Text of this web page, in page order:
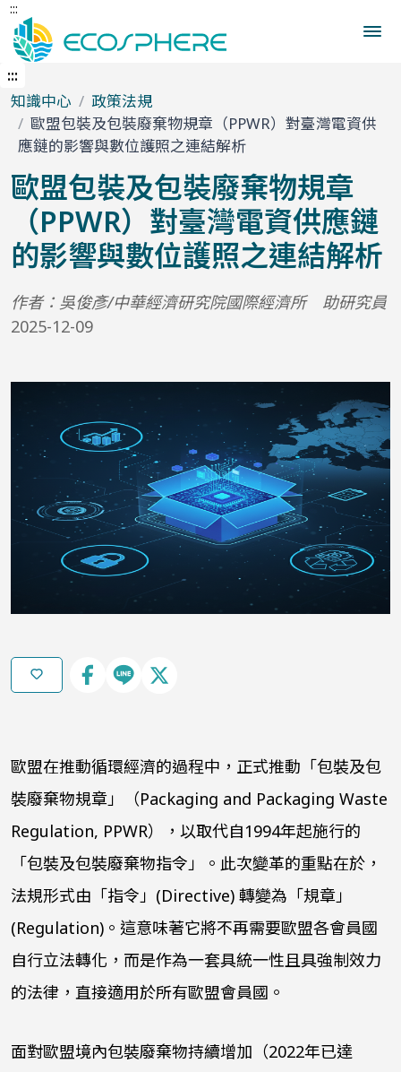
跳
到
中
內
容
區
:::
:::
知識中心
政策法規
歐盟包裝及包裝廢棄物規章（PPWR）對臺灣電資供
應鏈的影響與數位護照之連結解析
歐盟包裝及包裝廢棄物規章
（PPWR）對臺灣電資供應鏈
的影響與數位護照之連結解析
作者：吳俊彥/中華經濟研究院國際經濟所 助研究員
2025-12-09
歐盟在推動循環經濟的過程中，正式推動「包裝及包
裝廢棄物規章」（Packaging and Packaging Waste
Regulation, PPWR），以取代自1994年起施行的
「包裝及包裝廢棄物指令」。此次變革的重點在於，
法規形式由「指令」 (Directive) 轉變為「規章」
(Regulation) 。這意味著它將不再需要歐盟各會員國
自行立法轉化，而是作為一套具統一性且具強制效力
的法律，直接適用於所有歐盟會員國。
面對歐盟境內包裝廢棄物持續增加（2022年已達